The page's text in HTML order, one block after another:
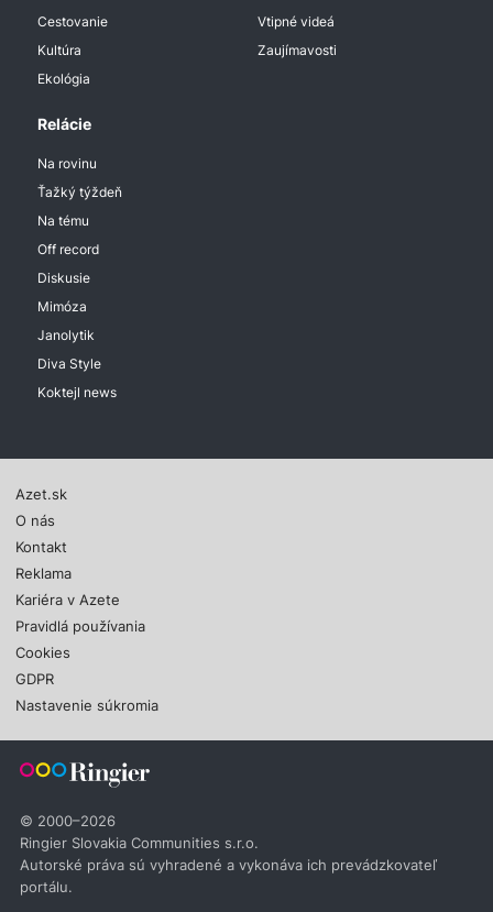
Cestovanie
Kultúra
Ekológia
Vtipné videá
Zaujímavosti
Relácie
Na rovinu
Ťažký týždeň
Na tému
Off record
Diskusie
Mimóza
Janolytik
Diva Style
Koktejl news
Azet.sk
O nás
Kontakt
Reklama
Kariéra v Azete
Pravidlá používania
Cookies
GDPR
Nastavenie súkromia
© 2000–2026
Ringier Slovakia Communities s.r.o.
Autorské práva sú vyhradené a vykonáva ich prevádzkovateľ
portálu.